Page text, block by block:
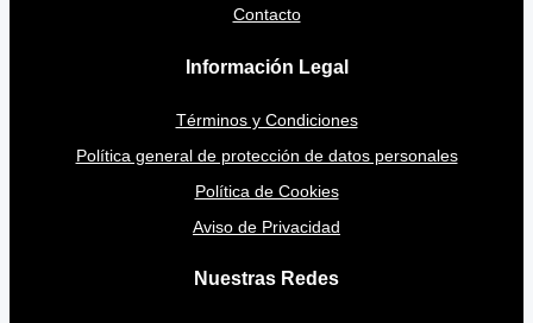
Contacto
Información Legal
Términos y Condiciones
Política general de protección de datos personales
Política de Cookies
Aviso de Privacidad
Nuestras Redes